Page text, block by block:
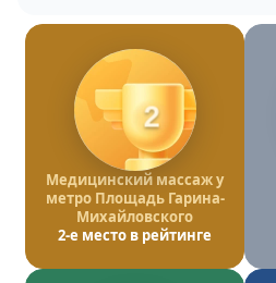
2
Медицинский массаж у
метро Площадь Гарина-
Михайловского
2-е место в рейтинге